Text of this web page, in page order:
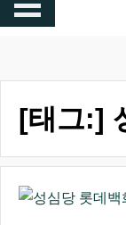
[태그:]